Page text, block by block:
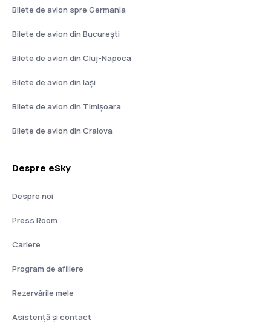
Bilete de avion spre Germania
Bilete de avion din București
Bilete de avion din Cluj-Napoca
Bilete de avion din Iași
Bilete de avion din Timișoara
Bilete de avion din Craiova
Despre eSky
Despre noi
Press Room
Cariere
Program de afiliere
Rezervările mele
Asistenţă şi contact